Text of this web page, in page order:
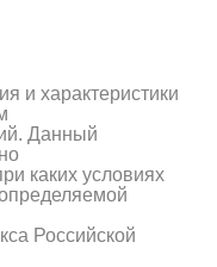
и характеристики
Данный
каких условиях
Российской